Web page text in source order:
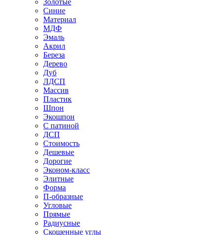
Золотые
Синие
Материал
МДФ
Эмаль
Акрил
Береза
Дерево
Дуб
ЛДСП
Массив
Пластик
Шпон
Экошпон
С патиной
ДСП
Стоимость
Дешевые
Дорогие
Эконом-класс
Элитные
Форма
П-образные
Угловые
Прямые
Радиусные
Скошенные углы